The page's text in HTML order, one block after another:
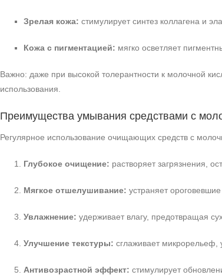
Зрелая кожа: стимулирует синтез коллагена и
Кожа с пигментацией: мягко осветляет
Важно: даже при высокой толерантности к молочной
использования.
Преимущества умывания средствами с
Регулярное использование очищающих средств с
Глубокое очищение: растворяет загрязнения,
Мягкое отшелушивание: устраняет
Увлажнение: удерживает влагу, предотвращая
Улучшение текстуры: сглаживает микрорельеф,
Антивозрастной эффект: стимулирует